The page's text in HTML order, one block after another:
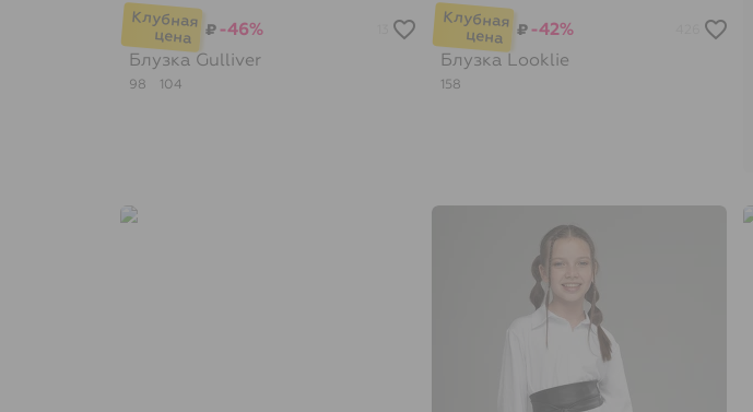
₽ -46%
БлузкаGulliver
98 104
₽ -42%
БлузкаLooklie
158